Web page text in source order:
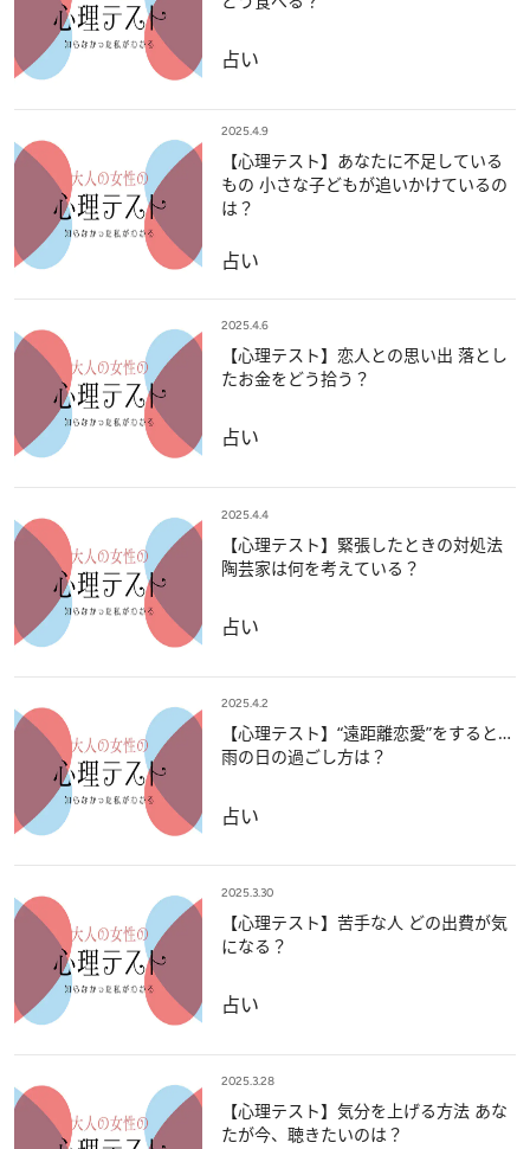
占い
2025.4.9
【心理テスト】あなたに不足している
もの 小さな子どもが追いかけているの
は？
占い
2025.4.6
【心理テスト】恋人との思い出 落とし
たお金をどう拾う？
占い
2025.4.4
【心理テスト】緊張したときの対処法
陶芸家は何を考えている？
占い
2025.4.2
【心理テスト】“遠距離恋愛”をすると…
雨の日の過ごし方は？
占い
2025.3.30
【心理テスト】苦手な人 どの出費が気
になる？
占い
2025.3.28
【心理テスト】気分を上げる方法 あな
たが今、聴きたいのは？